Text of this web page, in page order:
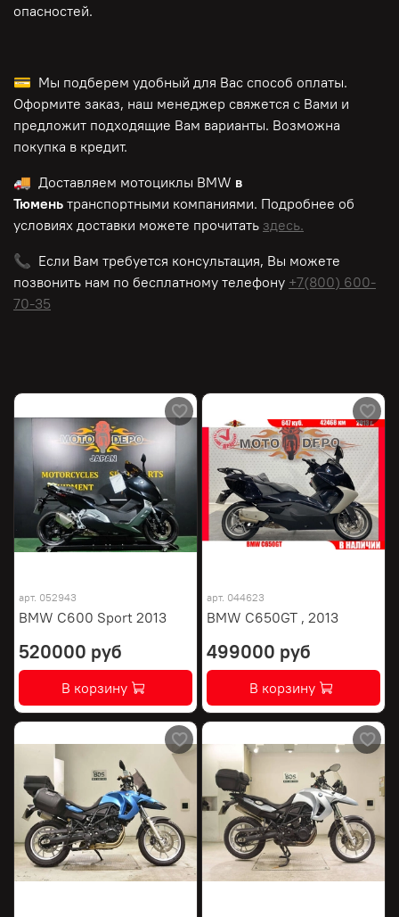
опасностей.
💳 Мы подберем удобный для Вас способ оплаты.
Оформите заказ, наш менеджер свяжется с Вами и
предложит подходящие Вам варианты. Возможна
покупка в кредит.
🚚 Доставляем мотоциклы BMW в
Тюмень транспортными компаниями. Подробнее об
условиях доставки можете прочитать здесь.
📞 Если Вам требуется консультация, Вы можете
позвонить нам по бесплатному телефону +7(800) 600-
70-35
арт. 052943
BMW C600 Sport 2013
520000 руб
В корзину
арт. 044623
BMW C650GT , 2013
499000 руб
В корзину